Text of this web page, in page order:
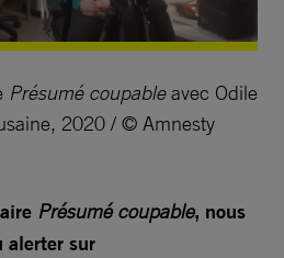
Présumé coupableavec Odile
2020 / © Amnesty
Présumé coupable, nous
alerter sur